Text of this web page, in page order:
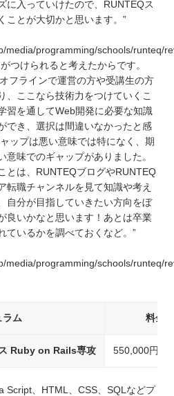
に入っていけたので、RUNTEQス
ことが大切かと思います。”
media/programming/schools/runteq/
つけられると考えたからです。
フラインで運営の方や受講生の方
、ここなら技術力をつけていくこ
習を通してWeb開発に必要な知識
でき、選択は間違いなかったと感
ップは悪い意味では特になく、期
意味でのギャップがありました。
とは、RUNTEQブログやRUNTEQ
転職チャンネルを見て知識や考え
自分が目指していきたい方向をぼ
良いかなと思います！あとは卒業
ているかを調べておくなど。”
media/programming/schools/runteq/
ラム 料金
Ruby on Rails専攻 550,000円（
Script、HTML、CSS、SQLなどプ